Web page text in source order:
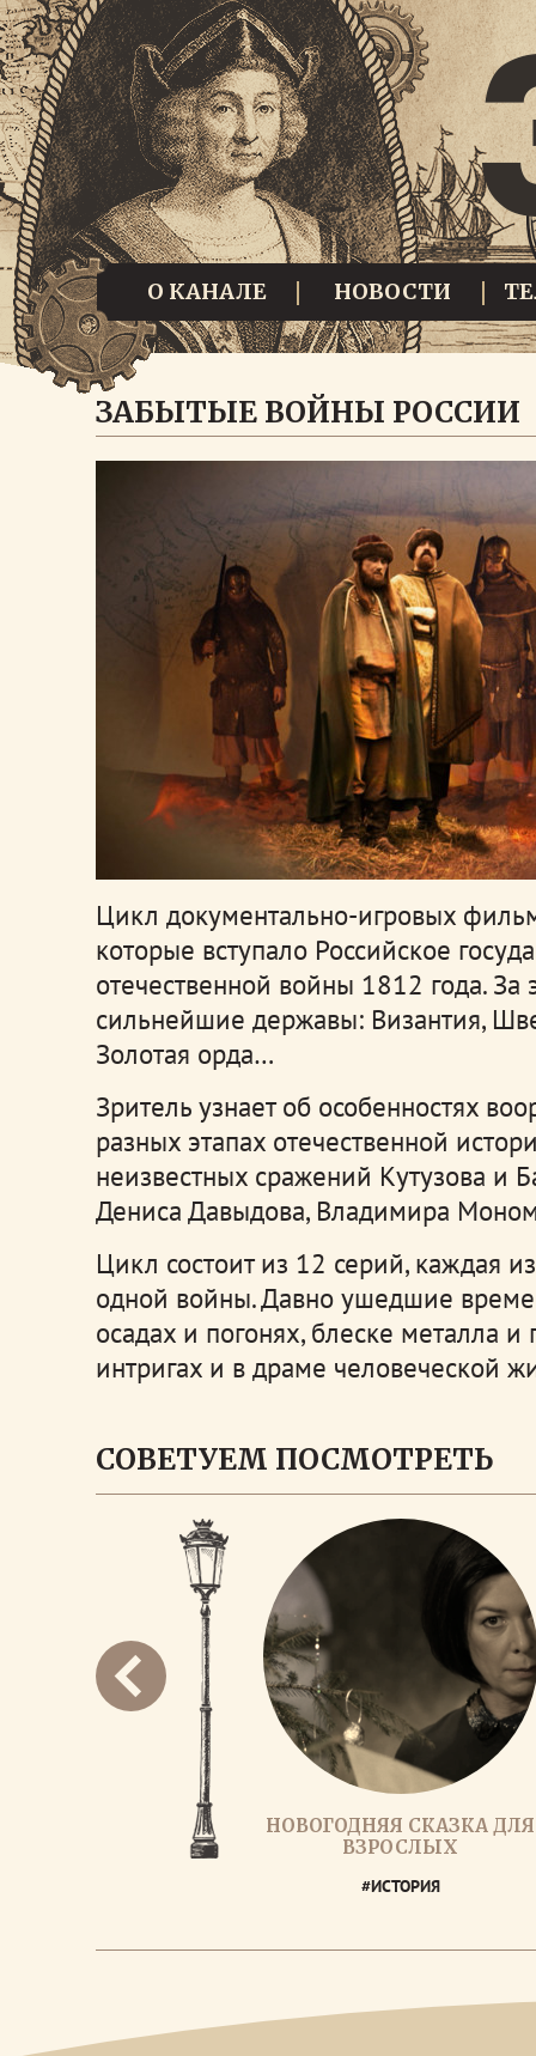
О КАНАЛЕ НОВОСТИ
ЗАБЫТЫЕ ВОЙНЫ РОССИИ
Цикл документально-игровых
которые вступало Российское
отечественной войны 1812 года. За
сильнейшие державы: Византия,
Золотая орда…
Зритель узнает об особенностях
разных этапах отечественной
неизвестных сражений Кутузова и
Дениса Давыдова, Владимира
Цикл состоит из 12 серий, каждая
одной войны. Давно ушедшие
осадах и погонях, блеске металла
интригах и в драме человеческой
СОВЕТУЕМ ПОСМОТРЕТЬ
НОВОГОДНЯЯ СКАЗКА ДЛЯ
ВЗРОСЛЫХ
#ИСТОРИЯ